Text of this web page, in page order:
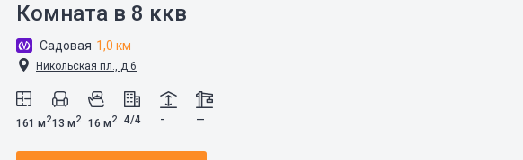
Комната в 8 ккв
Садовая 1,0 км
Никольская пл., д 6
161 м213 м2 16 м2 4/4 - —